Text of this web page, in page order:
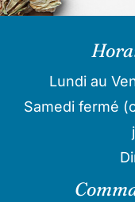
Lundi au
Samedi fermé